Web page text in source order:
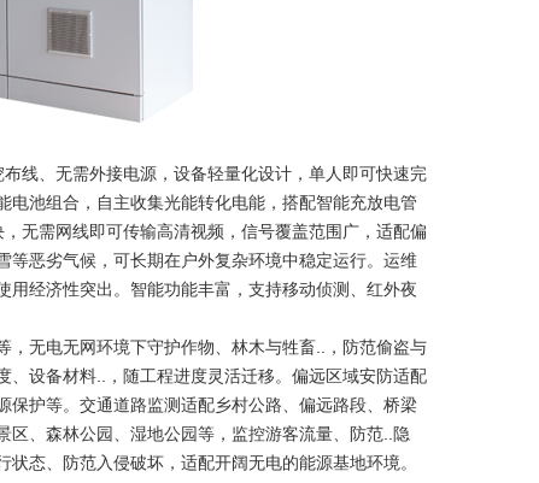
力发电控制器
线、无需外接电源，设备轻量化设计，单人即可快速完
池组合，自主收集光能转化电能，搭配智能充放电管
无需网线即可传输高清视频，信号覆盖范围广，适配偏
恶劣气候，可长期在户外复杂环境中稳定运行。运维
经济性突出。智能功能丰富，支持移动侦测、红外夜
无电无网环境下守护作物、林木与牲畜..，防范偷盗与
设备材料..，随工程进度灵活迁移。偏远区域安防适配
护等。交通道路监测适配乡村公路、偏远路段、桥梁
区、森林公园、湿地公园等，监控游客流量、防范..隐
态、防范入侵破坏，适配开阔无电的能源基地环境。